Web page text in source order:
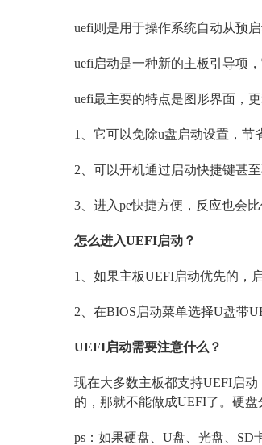
uefi则是用于操作系统自动从预
uefi启动是一种新的主板引导项
uefi最主要的特点是图形界面，
1、它可以免除u盘启动设置，节
2、可以开机通过启动快捷键甚
3、进入pe快捷方便，反应也会比
怎么进入UEFI启动？
1、如果主板UEFI启动优先的，
2、在BIOS启动菜单选择U盘带
UEFI启动需要注意什么？
现在大多数主板都支持UEFI启
的，那就不能做成UEFI了。硬盘
ps：如果硬盘、U盘、光盘、SD